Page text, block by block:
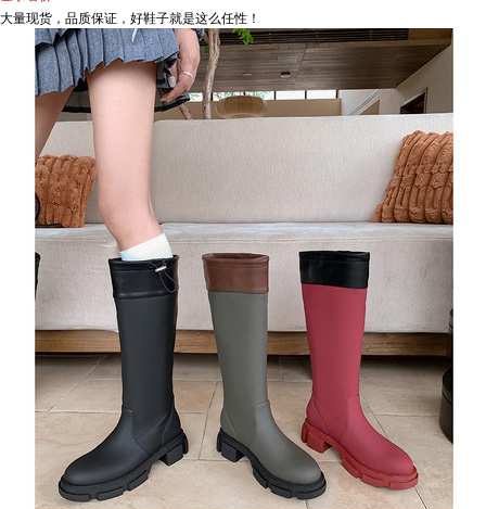
大量现货，品质保证，好鞋子就是这么任性！